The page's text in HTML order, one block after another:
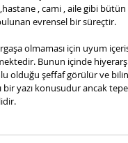
, cami , aile gibi
evrensel bir süreçtir.
olmaması için uyum
Bunun içinde
olduğu şeffaf görülür ve
bir yazı konusudur ancak